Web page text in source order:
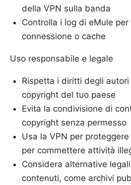
della VPN sulla banda
Controlla i log di eMule
connessione o cache
Uso responsabile e legale
Rispetta i diritti degli autori
copyright del tuo paese
Evita la condivisione di
copyright senza permesso
Usa la VPN per
per commettere attività
Considera alternative
contenuti, come archivi